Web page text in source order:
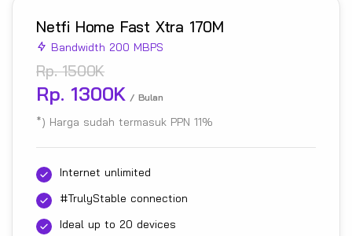
Netfi Home Fast Xtra 170M
Bandwidth 200 MBPS
Rp. 1500K
Rp. 1300K / Bulan
*) Harga sudah termasuk PPN 11%
Internet unlimited
#TrulyStable connection
Ideal up to 20 devices